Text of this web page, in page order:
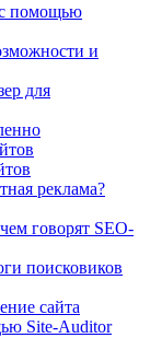
с помощью
и
для
реклама?
говорят SEO-
поисковиков
сайта
Site-Auditor